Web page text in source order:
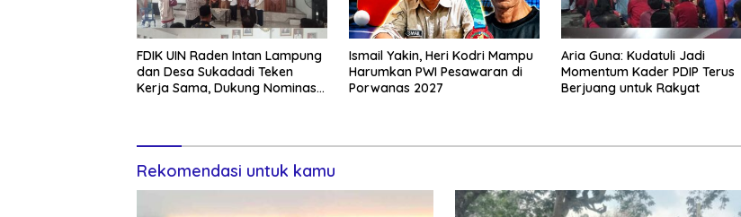
FDIK UIN Raden Intan Lampung
dan Desa Sukadadi Teken
Kerja Sama, Dukung Nominasi
Ismail Yakin, Heri Kodri Mampu
Harumkan PWI Pesawaran di
Porwanas 2027
Aria Guna: Kudatuli Jadi
Momentum Kader PDIP Terus
Berjuang untuk Rakyat
Rekomendasi untuk kamu